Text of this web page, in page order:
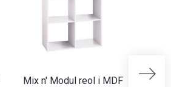
Mix n' Modul reol i MDF
Mix